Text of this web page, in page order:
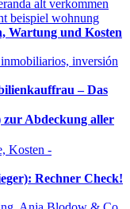
Wartung und Kosten
– Das
Abdeckung aller
Rechner Check!